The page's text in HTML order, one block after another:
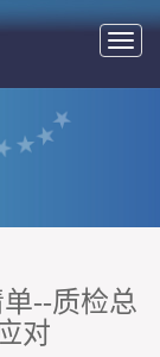
切
--质检总
对